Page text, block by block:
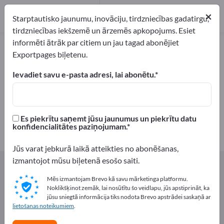
Dekoratīvie augi – atrodiet
ražotājus un piegādātājus
Izplatītāji
1
Ražotājs2
Izplatītāji1
Exportpages
Lauksaimniecība un mežsaimniecība
Ziedi un augi
Dekoratīvie augi
Reklāmējieties bez maksas
Exportpages!
×
Starptautisko jaunumu, inovāciju, tirdzniecības gadatirgu,
tirdzniecības iekšzemē un ārzemēs apkopojums. Esiet
informēti ātrāk par citiem un jau tagad abonējiet
Exportpages biļetenu.
Ievadiet savu e-pasta adresi, lai abonētu.
Es piekrītu saņemt jūsu jaunumus un piekrītu datu
konfidencialitātes paziņojumam.
Jūs varat jebkurā laikā atteikties no abonēšanas,
izmantojot mūsu biļetenā esošo saiti.
Mēs izmantojam Brevo kā savu mārketinga platformu.
Noklikšķinot zemāk, lai nosūtītu šo veidlapu, jūs apstiprināt, ka
jūsu sniegtā informācija tiks nodota Brevo apstrādei saskaņā ar
lietošanas noteikumiem.